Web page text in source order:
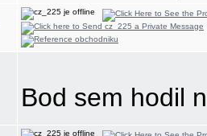
Bod sem hodil